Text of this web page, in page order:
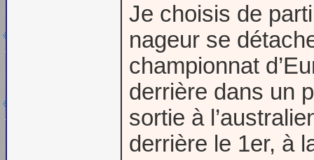
Je choisis de
nageur se
championnat
derrière dans un
sortie à
derrière le 1er, à